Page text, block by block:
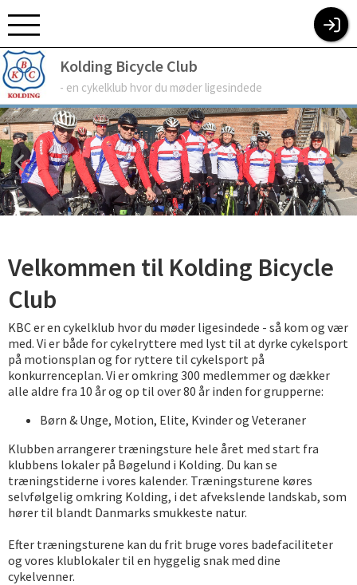
Kolding Bicycle Club
- en cykelklub hvor du møder ligesindede
Velkommen til Kolding Bicycle
Club
KBC er en cykelklub hvor du møder ligesindede - så kom og vær
med. Vi er både for cykelryttere med lyst til at dyrke cykelsport
på motionsplan og for ryttere til cykelsport på
konkurrenceplan. Vi er omkring 300 medlemmer og dækker
alle aldre fra 10 år og op til over 80 år inden for grupperne:
Børn & Unge, Motion, Elite, Kvinder og Veteraner
Klubben arrangerer træningsture hele året med start fra
klubbens lokaler på Bøgelund i Kolding. Du kan se
træningstiderne i vores kalender. Træningsturene køres
selvfølgelig omkring Kolding, i det afvekslende landskab, som
hører til blandt Danmarks smukkeste natur.
Efter træningsturene kan du frit bruge vores badefaciliteter
og vores klublokaler til en hyggelig snak med dine
cykelvenner.